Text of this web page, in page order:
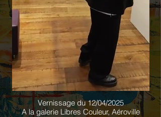
Vernissage du 12/04/2025
A la galerie Libres Couleur, Aéroville